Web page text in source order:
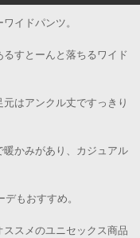
イドパンツ。
すとーんと落ちるワイド
はアンクル丈ですっきり
かみがあり、カジュアル
もおすすめ。
スメのユニセックス商品